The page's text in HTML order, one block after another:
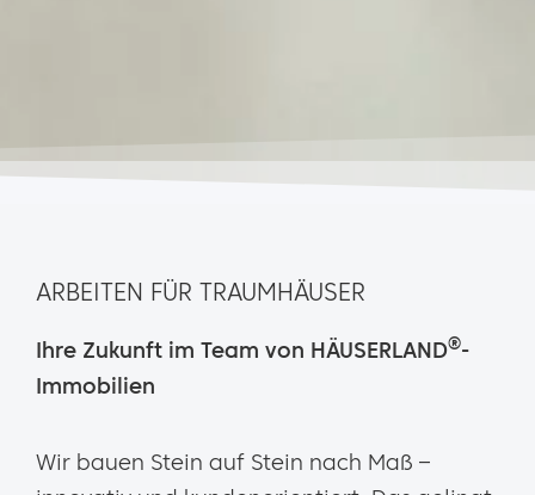
ARBEITEN FÜR TRAUMHÄUSER
Ihre Zukunft im Team von HÄUSERLAND®-
Immobilien
Wir bauen Stein auf Stein nach Maß –